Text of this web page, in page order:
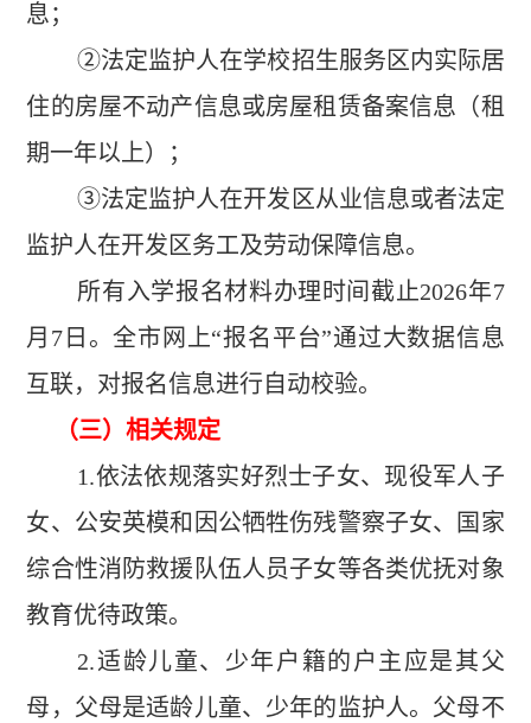
息；
②法定监护人在学校招生服务区内实际居
住的房屋不动产信息或房屋租赁备案信息（租
期一年以上）；
③法定监护人在开发区从业信息或者法定
监护人在开发区务工及劳动保障信息。
所有入学报名材料办理时间截止2026年7
月7日。全市网上“报名平台”通过大数据信息
互联，对报名信息进行自动校验。
（三）相关规定
1.依法依规落实好烈士子女、现役军人子
女、公安英模和因公牺牲伤残警察子女、国家
综合性消防救援队伍人员子女等各类优抚对象
教育优待政策。
2.适龄儿童、少年户籍的户主应是其父
母，父母是适龄儿童、少年的监护人。父母不